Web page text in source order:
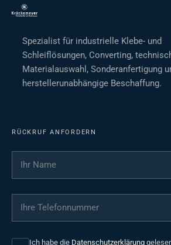
Spezialist für industrielle Klebe- und
Schleiflösungen, Converting,
Materialauswahl, Sonderanfertigung
herstellerunabhängige Beschaffung.
RÜCKRUF ANFORDERN
Ihr Name
Ihre Telefonnummer
Ich habe die Datenschutzerklärung